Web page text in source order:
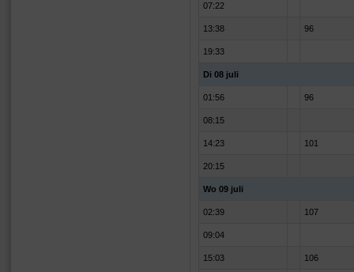
07:22
13:38 96
19:33
Di 08 juli
01:56 96
08:15
14:23 101
20:15
Wo 09 juli
02:39 107
09:04
15:03 106